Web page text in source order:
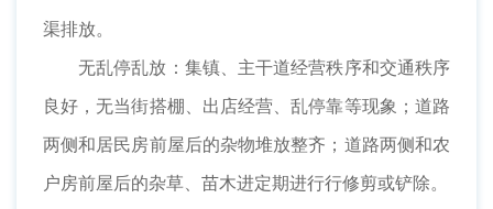
渠排放。
无乱停乱放：集镇、主干道经营秩序和交通秩序
良好，无当街搭棚、出店经营、乱停靠等现象；道路
两侧和居民房前屋后的杂物堆放整齐；道路两侧和农
户房前屋后的杂草、苗木进定期进行行修剪或铲除。